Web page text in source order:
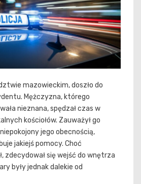
mazowieckim, doszło do
Mężczyzna, którego
nieznana, spędzał czas w
kościołów. Zauważył go
jego obecnością,
jakiejś pomocy. Choć
zdecydował się wejść do wnętrza
były jednak dalekie od